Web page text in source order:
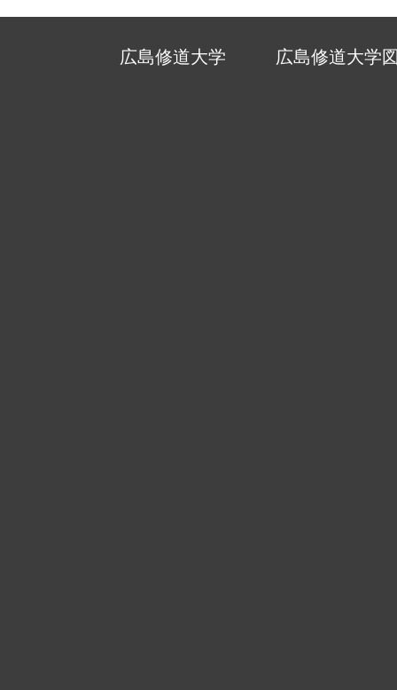
広島修道大学 広島修道大学